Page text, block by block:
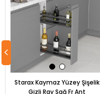
Starax Kaymaz Yüzey Şişelik
Gizli Ray Sağ Fr Ant